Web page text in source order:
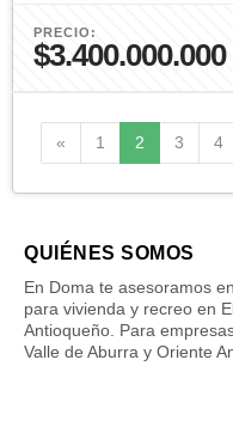
PRECIO:
$3.400.000.000
« Anterior
1 2 3 4
QUIÉNES SOMOS
En Doma te asesoramos
para vivienda y recreo en
Antioqueño. Para
Valle de Aburra y Oriente